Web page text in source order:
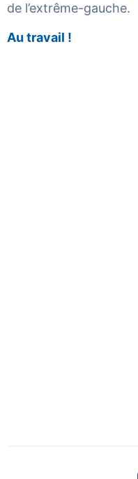
de l’extrême-gauche.
Au travail !